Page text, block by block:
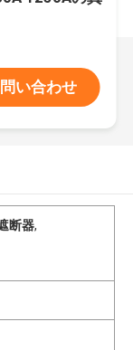
い合わせ
断器,